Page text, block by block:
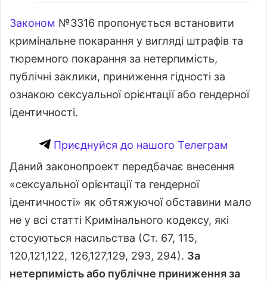
Законом №3316 пропонується встановити
кримінальне покарання у вигляді штрафів та
тюремного покарання за нетерпимість,
публічні заклики, приниження гідності за
ознакою сексуальної орієнтації або гендерної
ідентичності.
Приєднуйся до нашого Телеграм
Даний законопроект передбачає внесення
«сексуальної орієнтації та гендерної
ідентичності» як обтяжуючої обставини мало
не у всі статті Кримінального кодексу, які
стосуються насильства (Ст. 67, 115,
120,121,122, 126,127,129, 293, 294). За
нетерпимість або публічне приниження за